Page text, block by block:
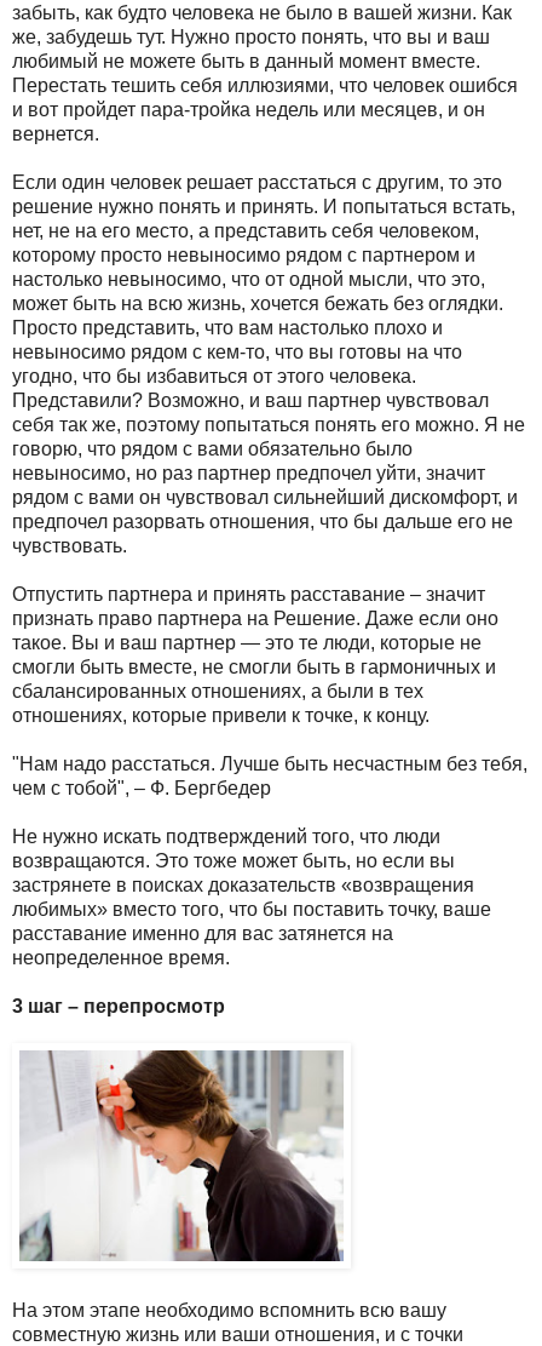
забыть, как будто человека не было в вашей жизни. Как
же, забудешь тут. Нужно просто понять, что вы и ваш
любимый не можете быть в данный момент вместе.
Перестать тешить себя иллюзиями, что человек ошибся
и вот пройдет пара-тройка недель или месяцев, и он
вернется.
Если один человек решает расстаться с другим, то это
решение нужно понять и принять. И попытаться встать,
нет, не на его место, а представить себя человеком,
которому просто невыносимо рядом с партнером и
настолько невыносимо, что от одной мысли, что это,
может быть на всю жизнь, хочется бежать без оглядки.
Просто представить, что вам настолько плохо и
невыносимо рядом с кем-то, что вы готовы на что
угодно, что бы избавиться от этого человека.
Представили? Возможно, и ваш партнер чувствовал
себя так же, поэтому попытаться понять его можно. Я не
говорю, что рядом с вами обязательно было
невыносимо, но раз партнер предпочел уйти, значит
рядом с вами он чувствовал сильнейший дискомфорт, и
предпочел разорвать отношения, что бы дальше его не
чувствовать.
Отпустить партнера и принять расставание – значит
признать право партнера на Решение. Даже если оно
такое. Вы и ваш партнер — это те люди, которые не
смогли быть вместе, не смогли быть в гармоничных и
сбалансированных отношениях, а были в тех
отношениях, которые привели к точке, к концу.
"Нам надо расстаться. Лучше быть несчастным без тебя,
чем с тобой", – Ф. Бергбедер
Не нужно искать подтверждений того, что люди
возвращаются. Это тоже может быть, но если вы
застрянете в поисках доказательств «возвращения
любимых» вместо того, что бы поставить точку, ваше
расставание именно для вас затянется на
неопределенное время.
3 шаг – перепросмотр
На этом этапе необходимо вспомнить всю вашу
совместную жизнь или ваши отношения, и с точки